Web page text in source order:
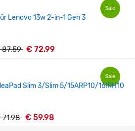
Sale
Lenovo 13w 2-in-1 Gen 3
87.59 € 72.99
Sale
Slim 3/Slim 5/15ARP10/16IRH10
71.98 € 59.98